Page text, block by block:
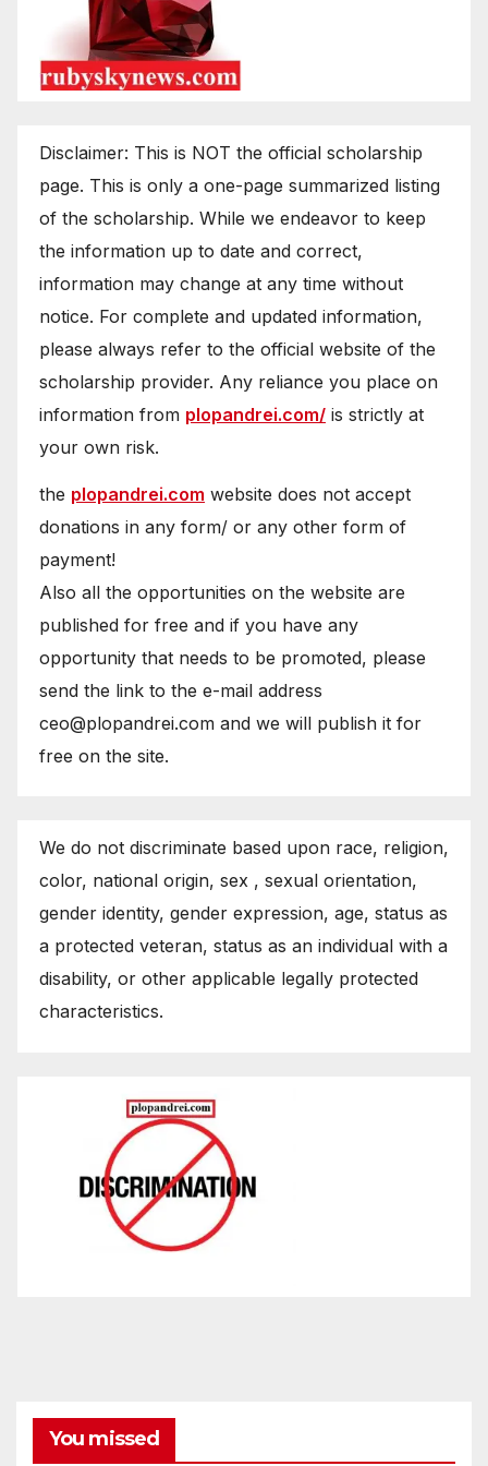
Disclaimer: This is NOT the official scholarship
page. This is only a one-page summarized listing
of the scholarship. While we endeavor to keep
the information up to date and correct,
information may change at any time without
notice. For complete and updated information,
please always refer to the official website of the
scholarship provider. Any reliance you place on
information from plopandrei.com/ is strictly at
your own risk.
the plopandrei.com website does not accept
donations in any form/ or any other form of
payment!
Also all the opportunities on the website are
published for free and if you have any
opportunity that needs to be promoted, please
send the link to the e-mail address
ceo@plopandrei.com and we will publish it for
free on the site.
We do not discriminate based upon race, religion,
color, national origin, sex , sexual orientation,
gender identity, gender expression, age, status as
a protected veteran, status as an individual with a
disability, or other applicable legally protected
characteristics.
You missed